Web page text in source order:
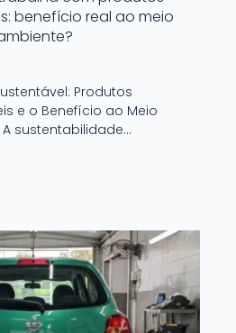
benefício real ao meio
Produtos
e o Benefício ao Meio
sustentabilidade…